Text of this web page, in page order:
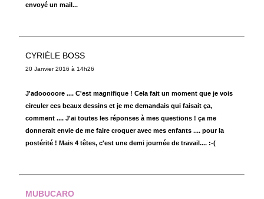
envoyé un mail...
CYRIÈLE BOSS
20 Janvier 2016 à 14h26
J'adooooore .... C'est magnifique ! Cela fait un moment que je vois
circuler ces beaux dessins et je me demandais qui faisait ça,
comment .... J'ai toutes les réponses à mes questions ! ça me
donnerait envie de me faire croquer avec mes enfants .... pour la
postérité ! Mais 4 têtes, c'est une demi journée de travail.... :-(
MUBUCARO